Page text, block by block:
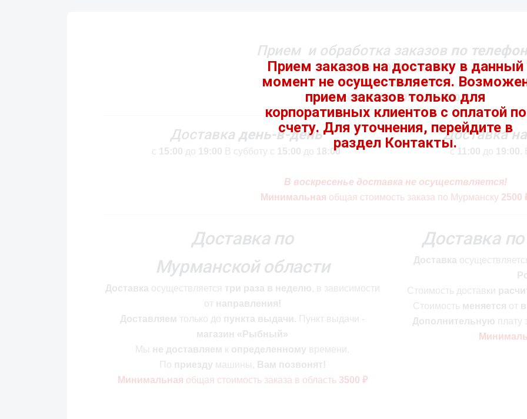
Прием и обработка заказов по
Будни c 10:00до19:00
Суббота c10:00 до18:00
Воскресенье c 10:00до17:00
Доставка день-в-день
с 15:00 до 19:00 В субботу с 15:00 до 18:00
Доставка
с 11:00 до 19:00.
В воскресенье доставка не осуществляется!
Минимальная общая стоимость заказа по Мурманску 2500
Доставка по
Мурманской области
Доставка осуществляется три раза в неделю, в зависимости
от направления!
Доставляем только до пункта выдачи. Пункт выдачи -
магазин «Рыбный»
Мы не доставляем к определенному времени.
По приезду машины, Вам позвонят!
Минимальная общая стоимость заказа в область3500 ₽
Доставка
Доставка
Стоимость доставки
Стоимость меняется от
Дополнительную плату